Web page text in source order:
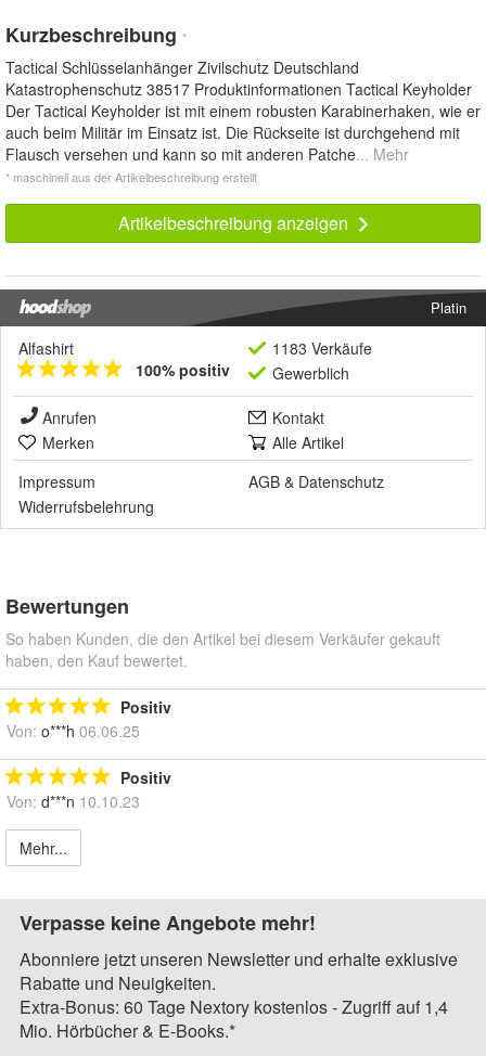
Kurzbeschreibung *
Tactical Schlüsselanhänger Zivilschutz Deutschland
Katastrophenschutz 38517 Produktinformationen Tactical Keyholder
Der Tactical Keyholder ist mit einem robusten Karabinerhaken, wie er
auch beim Militär im Einsatz ist. Die Rückseite ist durchgehend mit
Flausch versehen und kann so mit anderen Patche... Mehr
* maschinell aus der Artikelbeschreibung erstellt
Artikelbeschreibung anzeigen
Platin
Alfashirt
100% positiv
1183 Verkäufe
Gewerblich
Anrufen
Kontakt
Merken
Alle Artikel
Impressum
AGB & Datenschutz
Widerrufsbelehrung
Bewertungen
So haben Kunden, die den Artikel bei diesem Verkäufer gekauft
haben, den Kauf bewertet.
Positiv
Von: o***h 06.06.25
Positiv
Von: d***n 10.10.23
Mehr...
Verpasse keine Angebote mehr!
Abonniere jetzt unseren Newsletter und erhalte exklusive
Rabatte und Neuigkeiten.
Extra-Bonus: 60 Tage Nextory kostenlos - Zugriff auf 1,4
Mio. Hörbücher & E-Books.*